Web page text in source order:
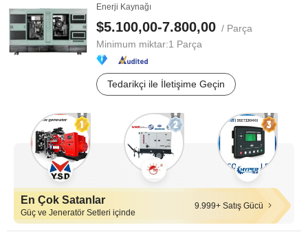
Enerji Kaynağı
$5.100,00-7.800,00 / Parça
Minimum miktar:1 Parça
Tedarikçi ile İletişime Geçin
En Çok Satanlar
Güç ve Jeneratör Setleri içinde
9.999+ Satış Gücü